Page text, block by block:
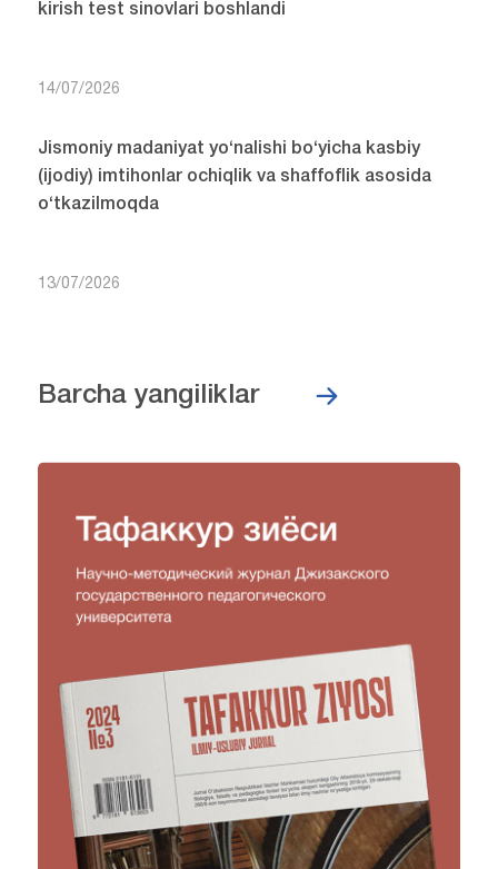
kirish test sinovlari boshlandi
14/07/2026
Jismoniy madaniyat yo‘nalishi bo‘yicha kasbiy
(ijodiy) imtihonlar ochiqlik va shaffoflik asosida
o‘tkazilmoqda
13/07/2026
Barcha yangiliklar